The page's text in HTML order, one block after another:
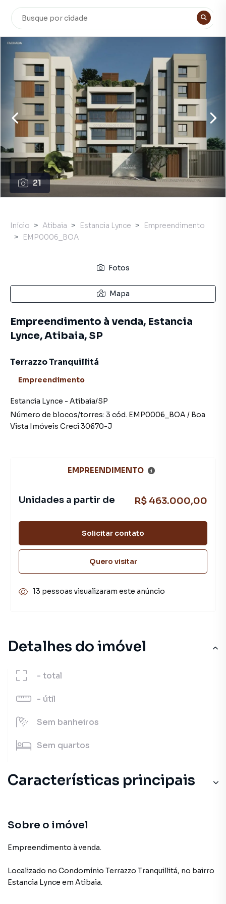
21
Detalhes do imóvel
- total
- útil
Sem banheiros
Sem quartos
Características principais
Sobre o imóvel
Empreendimento à venda.
Localizado no Condomínio Terrazzo Tranquillitá, no bairro
Estancia Lynce em Atibaia.
Início Atibaia Estancia Lynce
Empreendimento
EMP0006_BOA
Fotos
Mapa
Empreendimento à venda, Estancia
Lynce, Atibaia, SP
Terrazzo Tranquillitá
Empreendimento
Estancia Lynce - Atibaia/SP
Número de blocos/torres: 3 cód. EMP0006_BOA / Boa
Vista Imóveis Creci30670-J
EMPREENDIMENTO
Unidades a partir de R$ 463.000,00
Solicitar contato
Quero visitar
13 pessoas visualizaram este anúncio